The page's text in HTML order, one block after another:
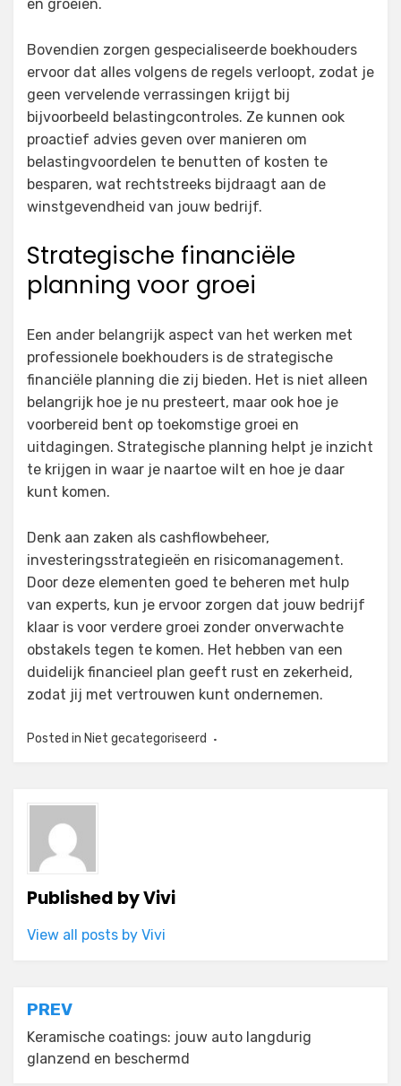
en groeien.
Bovendien zorgen gespecialiseerde boekhouders
ervoor dat alles volgens de regels verloopt, zodat je
geen vervelende verrassingen krijgt bij
bijvoorbeeld belastingcontroles. Ze kunnen ook
proactief advies geven over manieren om
belastingvoordelen te benutten of kosten te
besparen, wat rechtstreeks bijdraagt aan de
winstgevendheid van jouw bedrijf.
Strategische financiële
planning voor groei
Een ander belangrijk aspect van het werken met
professionele boekhouders is de strategische
financiële planning die zij bieden. Het is niet alleen
belangrijk hoe je nu presteert, maar ook hoe je
voorbereid bent op toekomstige groei en
uitdagingen. Strategische planning helpt je inzicht
te krijgen in waar je naartoe wilt en hoe je daar
kunt komen.
Denk aan zaken als cashflowbeheer,
investeringsstrategieën en risicomanagement.
Door deze elementen goed te beheren met hulp
van experts, kun je ervoor zorgen dat jouw bedrijf
klaar is voor verdere groei zonder onverwachte
obstakels tegen te komen. Het hebben van een
duidelijk financieel plan geeft rust en zekerheid,
zodat jij met vertrouwen kunt ondernemen.
Posted in Niet gecategoriseerd
Published byVivi
View all posts by Vivi
Post
navigation
PREV
Keramische coatings: jouw auto langdurig
glanzend en beschermd